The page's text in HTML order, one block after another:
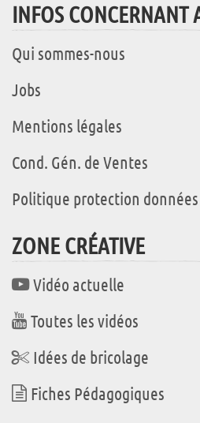
INFOS CONCERNANT
Qui sommes-nous
Jobs
Mentions légales
Cond. Gén. de Ventes
Politique protection données
ZONE CRÉATIVE
Vidéo actuelle
Toutes les vidéos
Idées de bricolage
Fiches Pédagogiques